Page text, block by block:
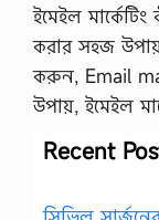
ইমেইল
করার সহজ
করুন, Email
উপায়, ইমেইল
Recent